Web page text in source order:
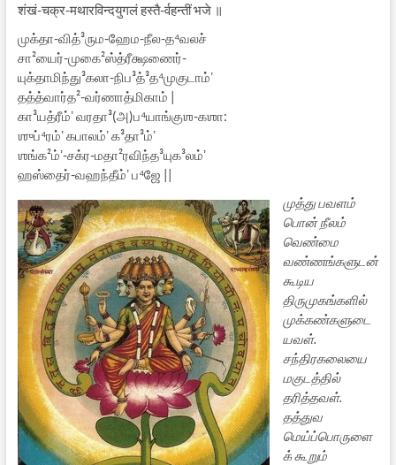
शंखं-चक्र-मथारविन्दयुगलं हस्तै-र्वहन्तीं भजे ॥
முக்தா-வித்³ரும-ஹேம-நீல-த⁴வலச்
சா²யைர்-முகை²ஸ்த்ரீக்ஷணைர்-
யுக்தாமிந்து³கலா-நிப³த்³த⁴முகுடாம்ʼ
தத்த்வார்த²-வர்ணாத்மிகாம்‌ |
கா³யத்ரீம்ʼ வரதா³(அ)ப⁴யாங்குஶ-கஶா​:
ஶுப்⁴ரம்ʼ கபாலம்ʼ க³தா³ம்ʼ
ஶங்க²ம்ʼ-சக்ர-மதா²ரவிந்த³யுக³லம்ʼ
ஹஸ்தைர்-வஹந்தீம்ʼ ப⁴ஜே ||
முத்து பவளம்
பொன் நீலம்
வெண்மை
வண்ணங்களுடன்
கூடிய
திருமுகங்களில்
முக்கண்களுடை
யவள்.
சந்திரகலையை
மகுடத்தில்
தரித்தவள்.
தத்துவ
மெய்ப்பொருளை
க் கூறும்